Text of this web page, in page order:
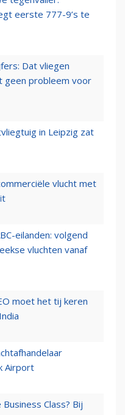
eerste 777-9’s te
Dat vliegen
geen probleem voor
in Leipzig zat
vlucht met
eilanden: volgend
vluchten vanaf
moet het tij keren
Airport
Class? Bij